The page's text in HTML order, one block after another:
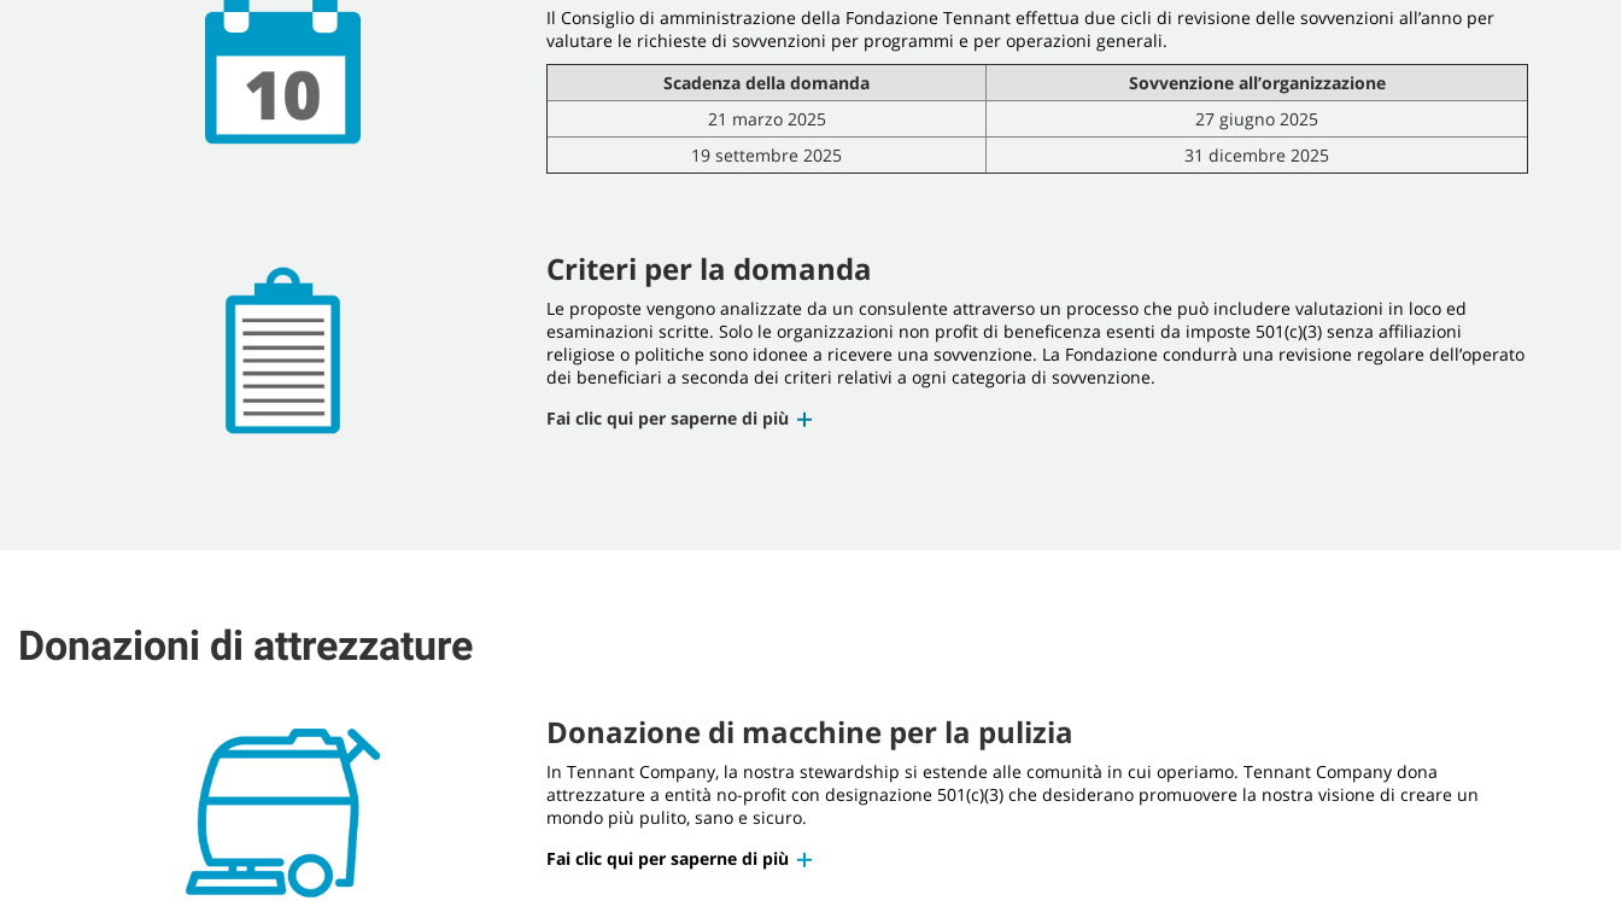
Il Consiglio di amministrazione della Fondazione Tennant effettua due cicli di revisione delle sovvenzioni all’anno per
valutare le richieste di sovvenzioni per programmi e per operazioni generali.
Scadenza della domanda
Sovvenzione all’organizzazione
21 marzo 2025
27 giugno 2025
19 settembre 2025
31 dicembre 2025
Criteri per la domanda
Le proposte vengono analizzate da un consulente attraverso un processo che può includere valutazioni in loco ed
esaminazioni scritte. Solo le organizzazioni non profit di beneficenza esenti da imposte 501(c)(3) senza affiliazioni
religiose o politiche sono idonee a ricevere una sovvenzione. La Fondazione condurrà una revisione regolare dell’operato
dei beneficiari a seconda dei criteri relativi a ogni categoria di sovvenzione.
Fai clic qui per saperne di più
Donazioni di attrezzature
Donazione di macchine per la pulizia
In Tennant Company, la nostra stewardship si estende alle comunità in cui operiamo. Tennant Company dona
attrezzature a entità no-profit con designazione 501(c)(3) che desiderano promuovere la nostra visione di creare un
mondo più pulito, sano e sicuro.
Fai clic qui per saperne di più